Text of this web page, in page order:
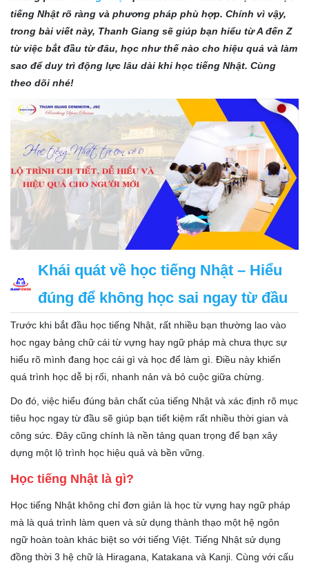
tiếng Nhật rõ ràng và phương pháp phù hợp. Chính vì vậy,
trong bài viết này, Thanh Giang sẽ giúp bạn hiểu từ A đến Z
từ việc bắt đầu từ đâu, học như thế nào cho hiệu quả và làm
sao để duy trì động lực lâu dài khi học tiếng Nhật. Cùng
theo dõi nhé!
Khái quát về học tiếng Nhật – Hiểu
đúng để không học sai ngay từ đầu
Trước khi bắt đầu học tiếng Nhật, rất nhiều bạn thường lao vào
học ngay bảng chữ cái từ vựng hay ngữ pháp mà chưa thực sự
hiểu rõ mình đang học cái gì và học để làm gì. Điều này khiến
quá trình học dễ bị rối, nhanh nản và bỏ cuộc giữa chừng.
Do đó, việc hiểu đúng bản chất của tiếng Nhật và xác định rõ mục
tiêu học ngay từ đầu sẽ giúp bạn tiết kiệm rất nhiều thời gian và
công sức. Đây cũng chính là nền tảng quan trọng để bạn xây
dựng một lộ trình học hiệu quả và bền vững.
Học tiếng Nhật là gì?
Học tiếng Nhật không chỉ đơn giản là học từ vựng hay ngữ pháp
mà là quá trình làm quen và sử dụng thành thạo một hệ ngôn
ngữ hoàn toàn khác biệt so với tiếng Việt. Tiếng Nhật sử dụng
đồng thời 3 hệ chữ là Hiragana, Katakana và Kanji. Cùng với cấu